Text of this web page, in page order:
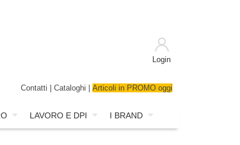
Login
Contatti Cataloghi Articoli in PROMO oggi
LAVORO E DPI I BRAND